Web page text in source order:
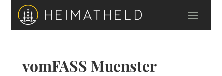
vomFASS Muenster